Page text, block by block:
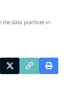
the data practices in